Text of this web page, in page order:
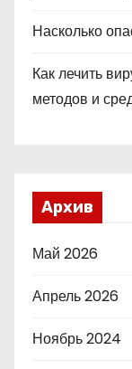
Насколько
Как лечить
методов и
Архив
Май 2026
Апрель 2026
Ноябрь 2024